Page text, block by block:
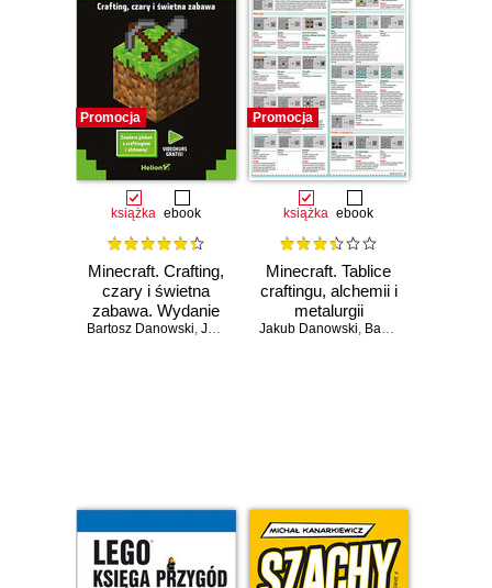
Promocja
książka ebook
Minecraft. Crafting,
czary i świetna
zabawa. Wydanie
II
Bartosz Danowski, Jakub Danowski
Promocja
książka ebook
Minecraft. Tablice
craftingu, alchemii i
metalurgii
Jakub Danowski, Bartosz Danowski